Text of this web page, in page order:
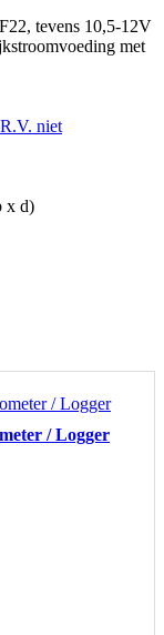
tevens 10,5-12V
met
niet
x d)
/ Logger